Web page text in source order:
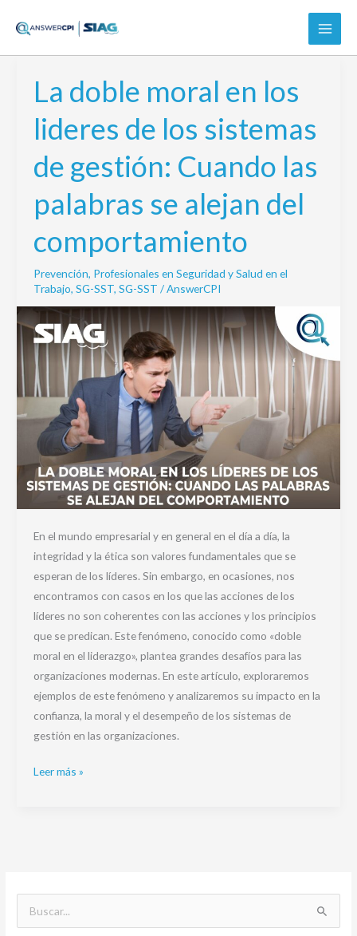
La doble moral en los
lideres de los sistemas
de gestión: Cuando las
palabras se alejan del
comportamiento
Prevención, Profesionales en Seguridad y Salud en el
Trabajo, SG-SST, SG-SST /AnswerCPI
En el mundo empresarial y en general en el día a día, la
integridad y la ética son valores fundamentales que se
esperan de los líderes. Sin embargo, en ocasiones, nos
encontramos con casos en los que las acciones de los
líderes no son coherentes con las acciones y los principios
que se predican. Este fenómeno, conocido como «doble
moral en el liderazgo», plantea grandes desafíos para las
organizaciones modernas. En este artículo, exploraremos
ejemplos de este fenómeno y analizaremos su impacto en la
confianza, la moral y el desempeño de los sistemas de
gestión en las organizaciones.
La
doble
moral
en
los
lideres
de
los
sistemas
gestión:
las
palabras
se
alejan
del
comportamiento
Leer más »